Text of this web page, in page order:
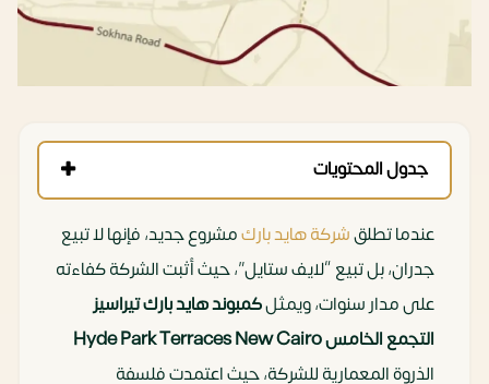
جدول المحتويات
عندما تطلقشركة هايد باركمشروع جديد، فإنها لا تبيع
جدران، بل تبيع “لايف ستايل”، حيث أثبت الشركة كفاءته
على مدار سنوات، ويمثلكمبوند هايد بارك تيراسيز
التجمع الخامس Hyde Park Terraces New Cairo
الذروة المعمارية للشركة، حيث اعتمدت فلسفة